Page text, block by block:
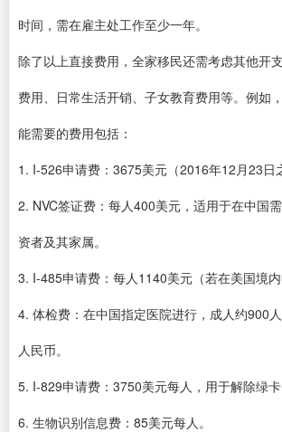
时间，需在雇主处工作至少一年。
除了以上直接费用，全家移民还需考虑其他开
费用、日常生活开销、子女教育费用等。例如
能需要的费用包括：
1. I-526申请费：3675美元（2016年12月23日
2. NVC签证费：每人400美元，适用于在中国
资者及其家属。
3. I-485申请费：每人1140美元（若在美国境内
4. 体检费：在中国指定医院进行，成人约900
人民币。
5. I-829申请费：3750美元每人，用于解除绿卡
6. 生物识别信息费：85美元每人。